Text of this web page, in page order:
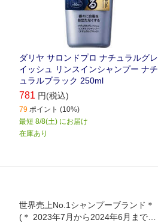
ダリヤ サロンドプロ ナチュラルグレ
イッシュ リンスインシャンプー ナチ
ュラルブラック 250ml
781 円(税込)
79 ポイント (10%)
最短 8/8(土) にお届け
在庫あり
世界売上No.1シャンプーブランド＊
(＊ 2023年7月から2024年6月までの